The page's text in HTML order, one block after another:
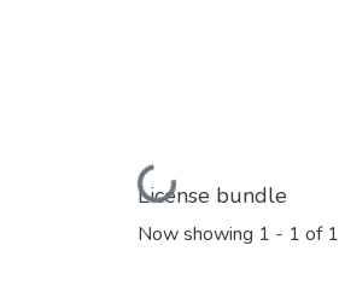
Loading...
License bundle
Now showing 1 - 1 of 1